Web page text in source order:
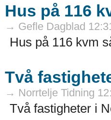
Hus på 116
→ Gefle Dagblad
Hus på 116 kvm
Två
→ Norrtelje Tidning
Två fastigheter i